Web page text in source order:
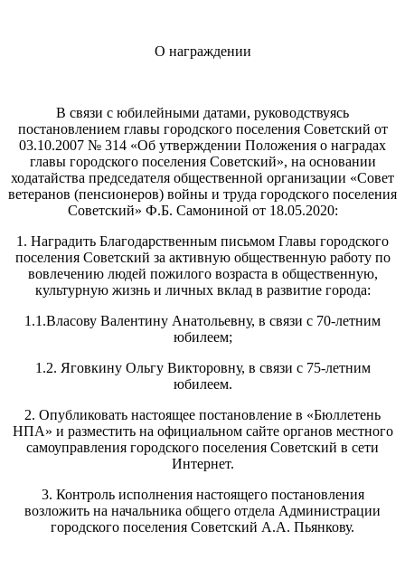
О награждении
В связи с юбилейными датами, руководствуясь
постановлением главы городского поселения Советский от
03.10.2007 № 314 «Об утверждении Положения о наградах
главы городского поселения Советский», на основании
ходатайства председателя общественной организации «Совет
ветеранов (пенсионеров) войны и труда городского поселения
Советский» Ф.Б. Самониной от 18.05.2020:
1. Наградить Благодарственным письмом Главы городского
поселения Советский за активную общественную работу по
вовлечению людей пожилого возраста в общественную,
культурную жизнь и личных вклад в развитие города:
1.1.Власову Валентину Анатольевну, в связи с 70-летним
юбилеем;
1.2. Яговкину Ольгу Викторовну, в связи с 75-летним
юбилеем.
2. Опубликовать настоящее постановление в «Бюллетень
НПА» и разместить на официальном сайте органов местного
самоуправления городского поселения Советский в сети
Интернет.
3. Контроль исполнения настоящего постановления
возложить на начальника общего отдела Администрации
городского поселения Советский А.А. Пьянкову.